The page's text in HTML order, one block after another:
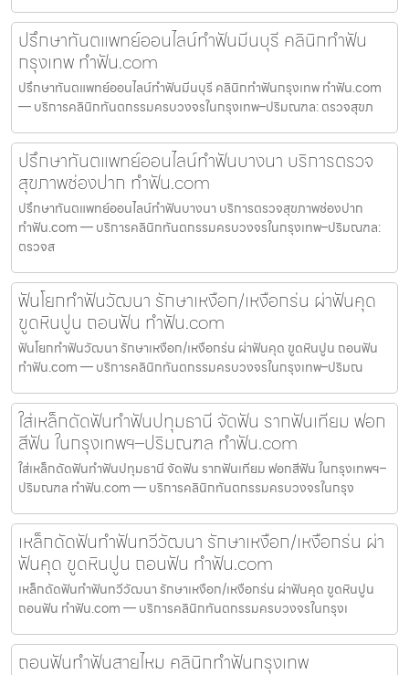
ปรึกษาทันตแพทย์ออนไลน์ทำฟันมีนบุรี คลินิกทำฟัน
กรุงเทพ ทำฟัน.com
ปรึกษาทันตแพทย์ออนไลน์ทำฟันมีนบุรี คลินิกทำฟันกรุงเทพ ทำฟัน.com
— บริการคลินิกทันตกรรมครบวงจรในกรุงเทพ–ปริมณฑล: ตรวจสุขภ
ปรึกษาทันตแพทย์ออนไลน์ทำฟันบางนา บริการตรวจ
สุขภาพช่องปาก ทำฟัน.com
ปรึกษาทันตแพทย์ออนไลน์ทำฟันบางนา บริการตรวจสุขภาพช่องปาก
ทำฟัน.com — บริการคลินิกทันตกรรมครบวงจรในกรุงเทพ–ปริมณฑล:
ตรวจส
ฟันโยกทำฟันวัฒนา รักษาเหงือก/เหงือกร่น ผ่าฟันคุด
ขูดหินปูน ถอนฟัน ทำฟัน.com
ฟันโยกทำฟันวัฒนา รักษาเหงือก/เหงือกร่น ผ่าฟันคุด ขูดหินปูน ถอนฟัน
ทำฟัน.com — บริการคลินิกทันตกรรมครบวงจรในกรุงเทพ–ปริมณ
ใส่เหล็กดัดฟันทำฟันปทุมธานี จัดฟัน รากฟันเทียม ฟอก
สีฟัน ในกรุงเทพฯ–ปริมณฑล ทำฟัน.com
ใส่เหล็กดัดฟันทำฟันปทุมธานี จัดฟัน รากฟันเทียม ฟอกสีฟัน ในกรุงเทพฯ–
ปริมณฑล ทำฟัน.com — บริการคลินิกทันตกรรมครบวงจรในกรุง
เหล็กดัดฟันทำฟันทวีวัฒนา รักษาเหงือก/เหงือกร่น ผ่า
ฟันคุด ขูดหินปูน ถอนฟัน ทำฟัน.com
เหล็กดัดฟันทำฟันทวีวัฒนา รักษาเหงือก/เหงือกร่น ผ่าฟันคุด ขูดหินปูน
ถอนฟัน ทำฟัน.com — บริการคลินิกทันตกรรมครบวงจรในกรุงเ
ถอนฟันทำฟันสายไหม คลินิกทำฟันกรุงเทพ